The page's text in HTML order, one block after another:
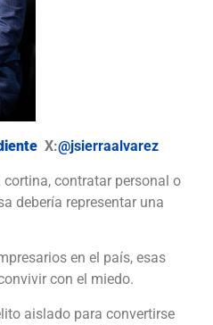
X:@jsierraalvarez
contratar personal o
debería representar una
en el país, esas
con el miedo.
aislado para convertirse